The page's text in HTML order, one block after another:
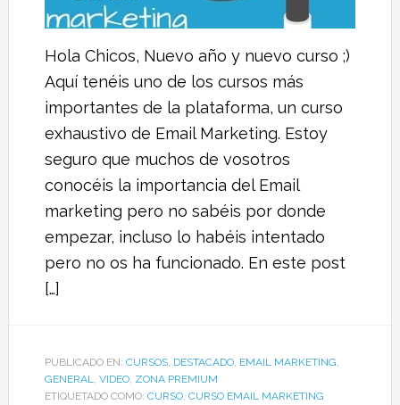
Hola Chicos, Nuevo año y nuevo curso ;)
Aquí tenéis uno de los cursos más
importantes de la plataforma, un curso
exhaustivo de Email Marketing. Estoy
seguro que muchos de vosotros
conocéis la importancia del Email
marketing pero no sabéis por donde
empezar, incluso lo habéis intentado
pero no os ha funcionado. En este post
[…]
PUBLICADO EN: CURSOS, DESTACADO, EMAIL MARKETING,
GENERAL, VIDEO, ZONA PREMIUM
ETIQUETADO COMO: CURSO, CURSO EMAIL MARKETING